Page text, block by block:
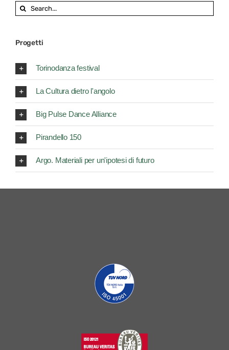
Search
for:
Progetti
Torinodanza festival
La Cultura dietro l'angolo
Big Pulse Dance Alliance
Pirandello 150
Argo. Materiali per un'ipotesi di futuro